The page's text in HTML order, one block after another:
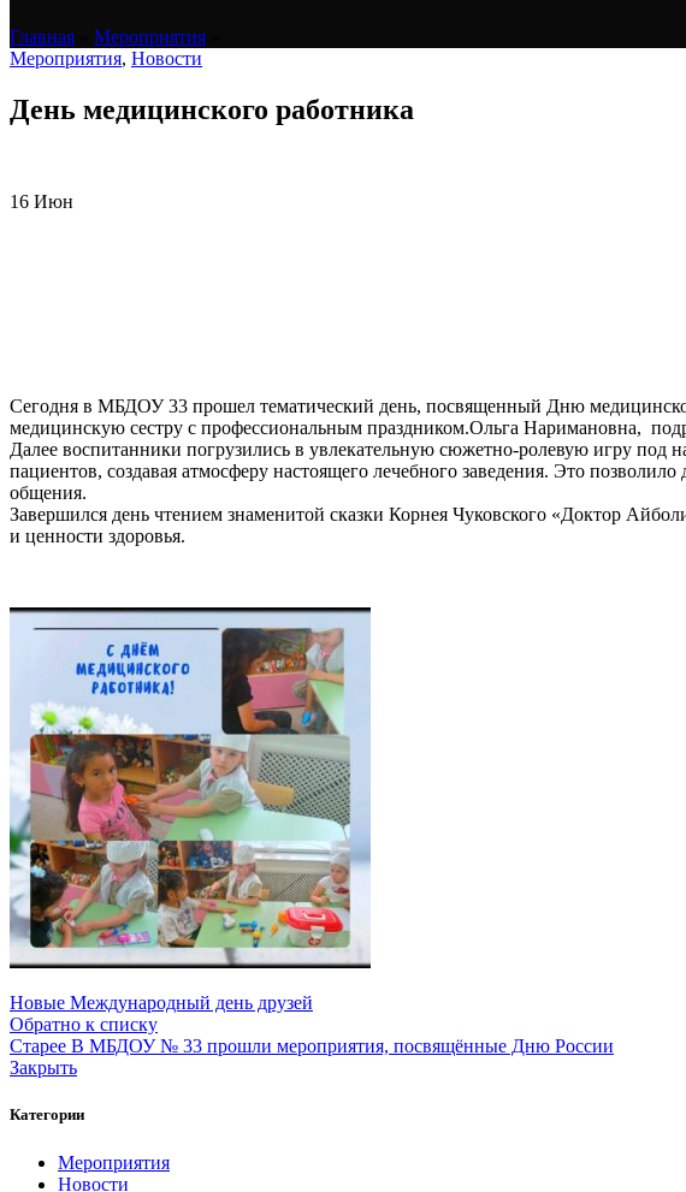
Главная Мероприятия
Мероприятия, Новости
День медицинского работника
16 Июн
Сегодня в МБДОУ 33 прошел тематический день, посвященный Дню
медицинскую сестру с профессиональным праздником.Ольга Наримановна,
Далее воспитанники погрузились в увлекательную сюжетно-ролевую игру под
пациентов, создавая атмосферу настоящего лечебного заведения. Это
общения.
Завершился день чтением знаменитой сказки Корнея Чуковского «Доктор
и ценности здоровья.
Новые Международный день друзей
Обратно к списку
Старее В МБДОУ № 33 прошли мероприятия, посвящённые Дню России
Закрыть
Категории
Мероприятия
Новости